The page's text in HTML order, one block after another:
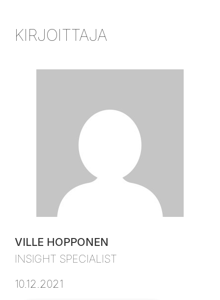
KIRJOITTAJA
VILLE HOPPONEN
INSIGHT SPECIALIST
10.12.2021